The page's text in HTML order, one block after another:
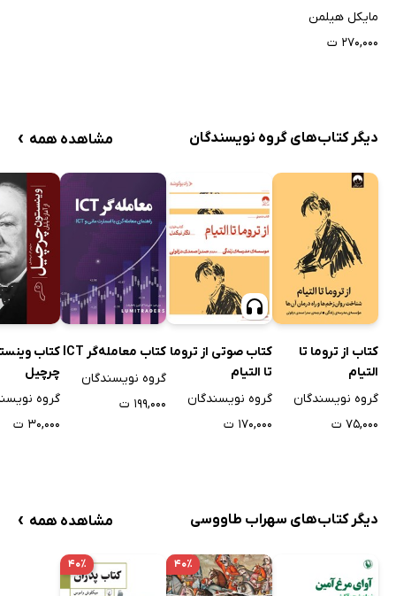
مایکل هیلمن
۲۷۰,۰۰۰ ت
دیگر کتاب‌های گروه نویسندگان مشاهده همه ›
کتاب از تروما تا
التیام
گروه نویسندگان
۷۵,۰۰۰ ت
کتاب صوتی از تروما
تا التیام
گروه نویسندگان
۱۷۰,۰۰۰ ت
کتاب معامله‌گر ICT
گروه نویسندگان
۱۹۹,۰۰۰ ت
کتاب
چرچیل
گروه
۳۰,۰۰۰ ت
دیگر کتاب‌های سهراب طاووسی مشاهده همه ›
۴۰٪ ۴۰٪